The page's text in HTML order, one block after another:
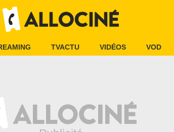
TVACTU VIDÉOS VOD